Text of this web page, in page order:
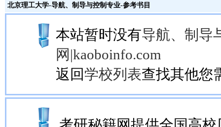
北京理工大学-导航、制导与控制 专业-参考书目
本站暂时没有导航、制导
网|kaoboinfo.com
返回学校列表查找其他您